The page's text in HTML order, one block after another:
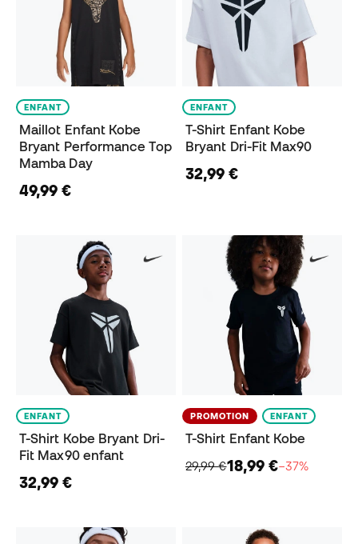
ENFANT
Maillot Enfant Kobe
Bryant Performance Top
Mamba Day
49,99 €
ENFANT
T-Shirt Enfant Kobe
Bryant Dri-Fit Max90
32,99 €
ENFANT
T-Shirt Kobe Bryant Dri-
Fit Max90 enfant
32,99 €
PROMOTION ENFANT
T-Shirt Enfant Kobe
29,99 €18,99 €−37%